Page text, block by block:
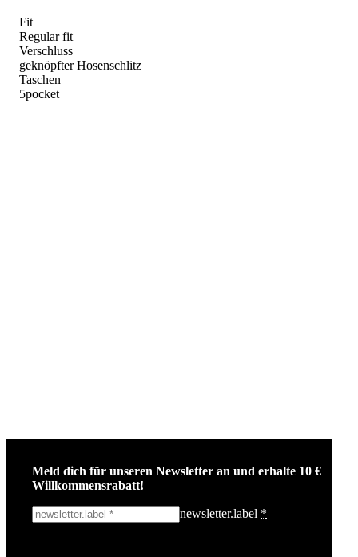
Fit
Regular fit
Verschluss
geknöpfter Hosenschlitz
Taschen
5pocket
Meld dich für unseren Newsletter an und erhalte 10 €
Willkommensrabatt!
newsletter.label *